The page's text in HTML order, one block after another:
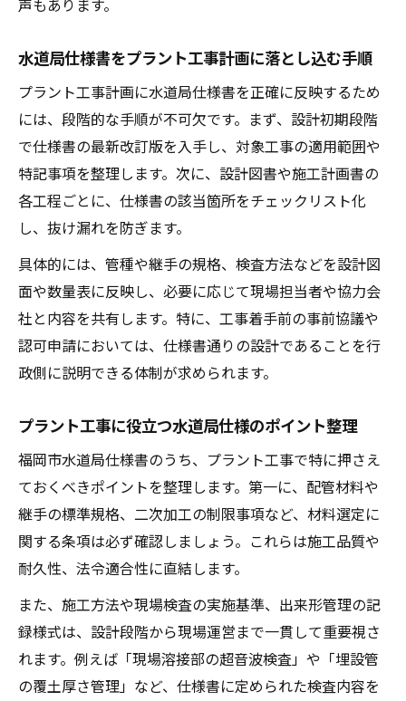
水道局仕様書をプラント工事計画に落とし込む手順
プラント工事計画に水道局仕様書を正確に反映するため
には、段階的な手順が不可欠です。まず、設計初期段階
で仕様書の最新改訂版を入手し、対象工事の適用範囲や
特記事項を整理します。次に、設計図書や施工計画書の
各工程ごとに、仕様書の該当箇所をチェックリスト化
し、抜け漏れを防ぎます。
具体的には、管種や継手の規格、検査方法などを設計図
面や数量表に反映し、必要に応じて現場担当者や協力会
社と内容を共有します。特に、工事着手前の事前協議や
認可申請においては、仕様書通りの設計であることを行
政側に説明できる体制が求められます。
プラント工事に役立つ水道局仕様のポイント整理
福岡市水道局仕様書のうち、プラント工事で特に押さえ
ておくべきポイントを整理します。第一に、配管材料や
継手の標準規格、二次加工の制限事項など、材料選定に
関する条項は必ず確認しましょう。これらは施工品質や
耐久性、法令適合性に直結します。
また、施工方法や現場検査の実施基準、出来形管理の記
録様式は、設計段階から現場運営まで一貫して重要視さ
れます。例えば「現場溶接部の超音波検査」や「埋設管
の覆土厚さ管理」など、仕様書に定められた検査内容を